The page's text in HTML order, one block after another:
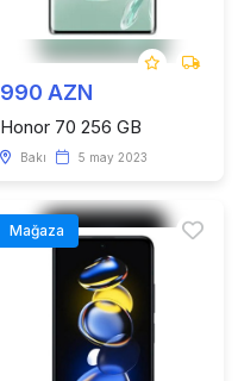
990 AZN
Honor 70 256 GB
Bakı 5 may 2023
Mağaza